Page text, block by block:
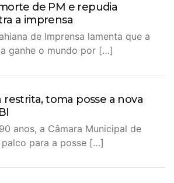
de PM e repudia
a imprensa
de Imprensa lamenta que a
ganhe o mundo por […]
restrita, toma posse a nova
anos, a Câmara Municipal de
para a posse […]